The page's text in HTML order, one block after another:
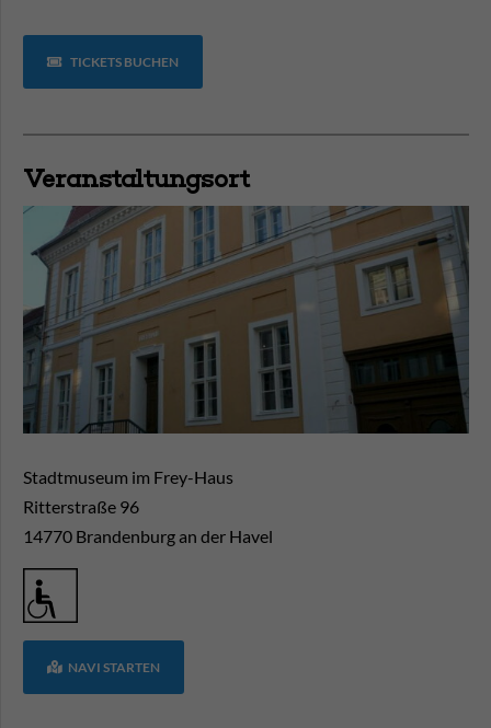
TICKETS BUCHEN
Veranstaltungsort
Stadtmuseum im Frey-Haus
Ritterstraße 96
14770 Brandenburg an der Havel
NAVI STARTEN